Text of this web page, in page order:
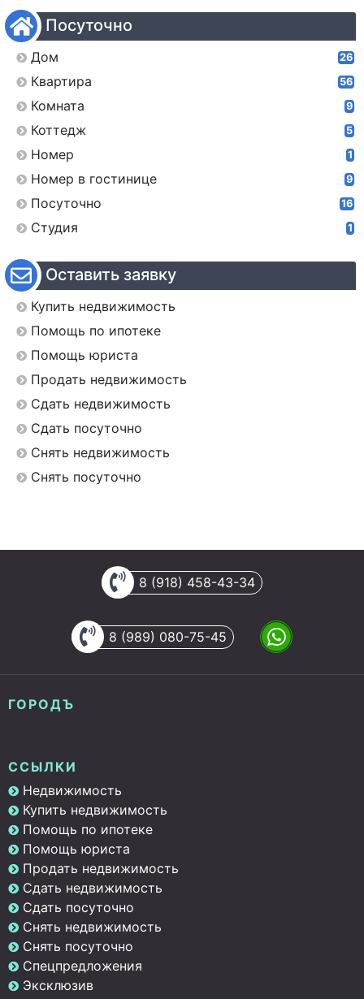
Посуточно
Дом 26
Квартира 56
Комната 9
Коттедж 5
Номер 1
Номер в гостинице 9
Посуточно 16
Студия 1
Оставить заявку
Купить недвижимость
Помощь по ипотеке
Помощь юриста
Продать недвижимость
Сдать недвижимость
Сдать посуточно
Снять недвижимость
Снять посуточно
8 (918) 458-43-34
8 (989) 080-75-45
ГОРОДЪ
ССЫЛКИ
Недвижимость
Купить недвижимость
Помощь по ипотеке
Помощь юриста
Продать недвижимость
Сдать недвижимость
Сдать посуточно
Снять недвижимость
Снять посуточно
Спецпредложения
Эксклюзив